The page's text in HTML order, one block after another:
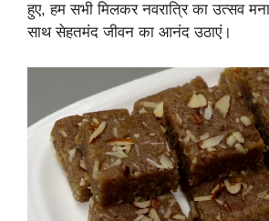
हुए, हम सभी मिलकर नवरात्रि का उत्सव
साथ सेहतमंद जीवन का आनंद उठाएं।